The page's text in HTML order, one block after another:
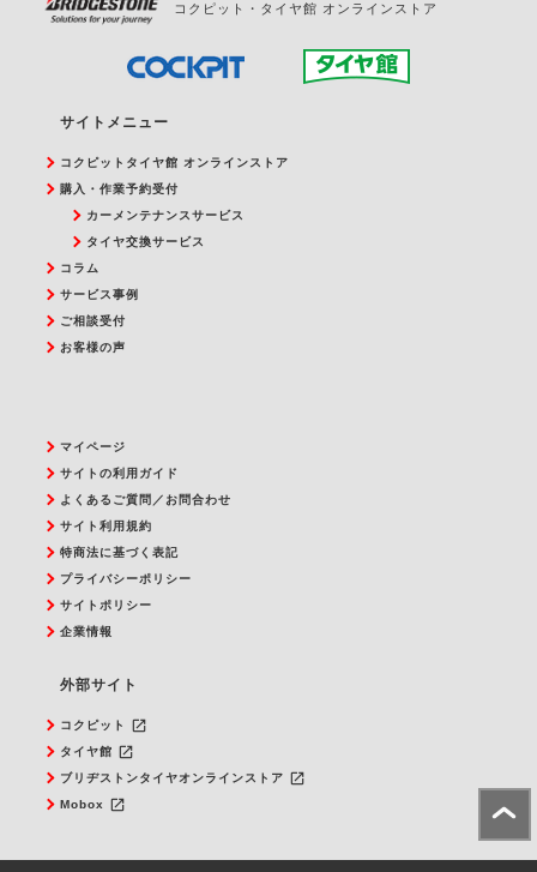
コクピット・タイヤ館 オンラインストア
サイトメニュー
コクピットタイヤ館 オンラインストア
購入・作業予約受付
カーメンテナンスサービス
タイヤ交換サービス
コラム
サービス事例
ご相談受付
お客様の声
マイページ
サイトの利用ガイド
よくあるご質問／お問合わせ
サイト利用規約
特商法に基づく表記
プライバシーポリシー
サイトポリシー
企業情報
外部サイト
コクピット launch
タイヤ館 launch
ブリヂストンタイヤオンラインストア launch
Mobox launch